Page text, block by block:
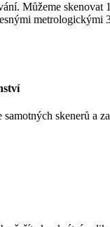
Můžeme
metrologickými
skenerů a